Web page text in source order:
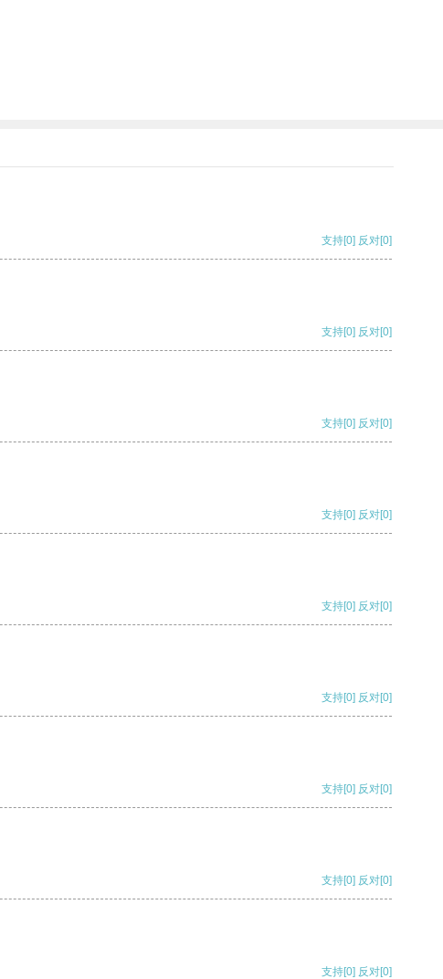
支持[0] 反对[0]
支持[0] 反对[0]
支持[0] 反对[0]
支持[0] 反对[0]
支持[0] 反对[0]
支持[0] 反对[0]
支持[0] 反对[0]
支持[0] 反对[0]
支持[0] 反对[0]